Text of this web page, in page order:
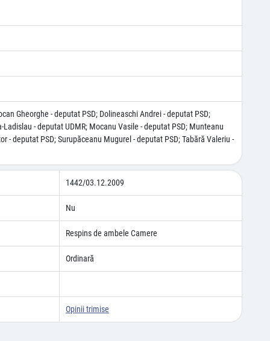
Gheorghe - deputat PSD; Dolineaschi Andrei - deputat PSD;
- deputat UDMR; Mocanu Vasile - deputat PSD; Munteanu
- deputat PSD; Surupăceanu Mugurel - deputat PSD; Tabără Valeriu -
1442/03.12.2009
Nu
Respins de ambele Camere
Ordinară
Opinii trimise